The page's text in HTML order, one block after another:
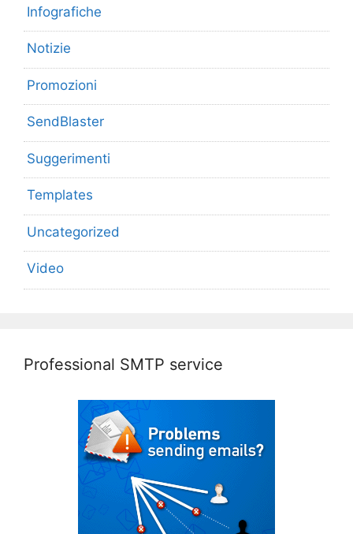
Infografiche
Notizie
Promozioni
SendBlaster
Suggerimenti
Templates
Uncategorized
Video
Professional SMTP service